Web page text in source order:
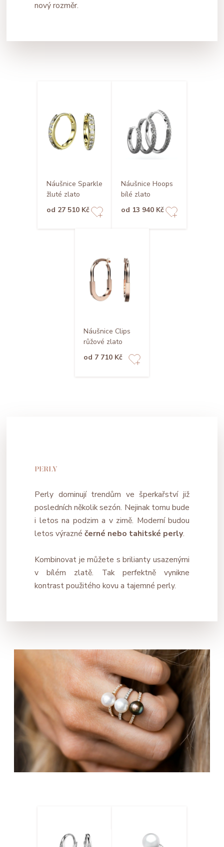
nový rozměr.
Náušnice Sparkle
žluté zlato
od 27 510 Kč
Náušnice Hoops
bílé zlato
od 13 940 Kč
Náušnice Clips
růžové zlato
od 7 710 Kč
PERLY
Perly dominují trendům ve šperkařství již
posledních několik sezón. Nejinak tomu bude
i letos na podzim a v zimě. Moderní budou
letos výrazné černé nebo tahitské perly.
Kombinovat je můžete s brilianty usazenými
v bílém zlatě. Tak perfektně vynikne
kontrast použitého kovu a tajemné perly.